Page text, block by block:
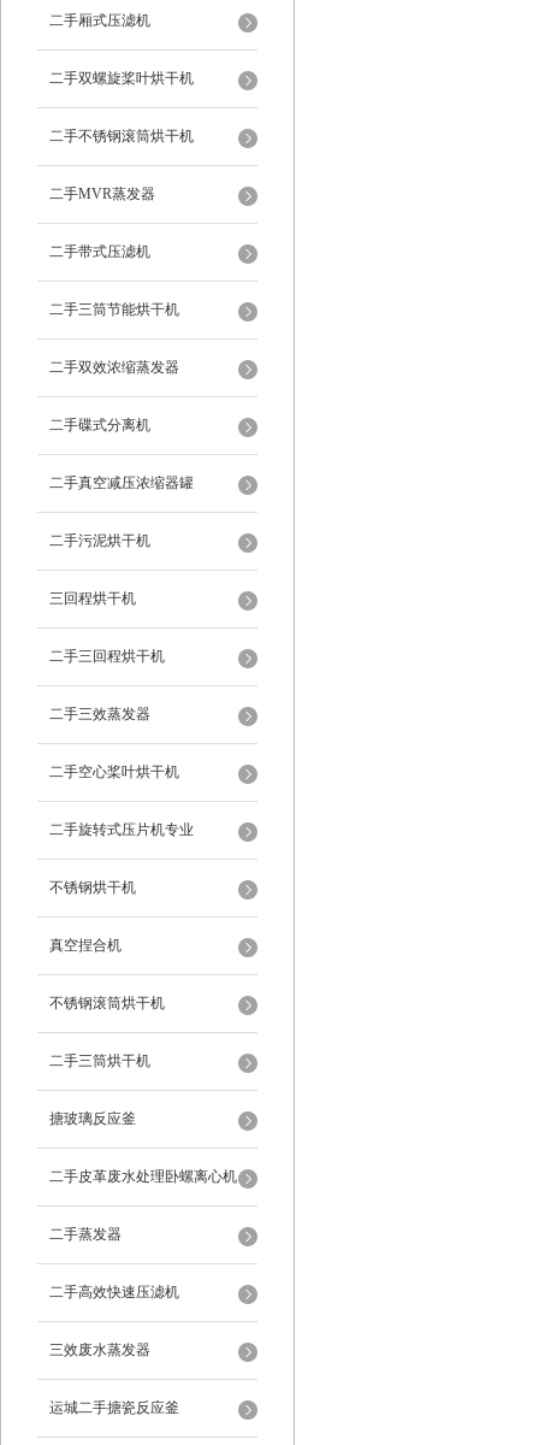
机
二手厢式压滤机
二手双螺旋桨叶烘干机
二手不锈钢滚筒烘干机
二手MVR蒸发器
二手带式压滤机
二手三筒节能烘干机
二手双效浓缩蒸发器
二手碟式分离机
二手真空减压浓缩器罐
二手污泥烘干机
三回程烘干机
二手三回程烘干机
二手三效蒸发器
二手空心桨叶烘干机
二手旋转式压片机专业
不锈钢烘干机
真空捏合机
不锈钢滚筒烘干机
二手三筒烘干机
搪玻璃反应釜
二手皮革废水处理卧螺离心机
二手蒸发器
二手高效快速压滤机
三效废水蒸发器
运城二手搪瓷反应釜